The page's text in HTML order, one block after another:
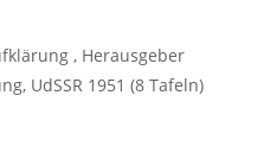
, Herausgeber
UdSSR 1951 (8 Tafeln)